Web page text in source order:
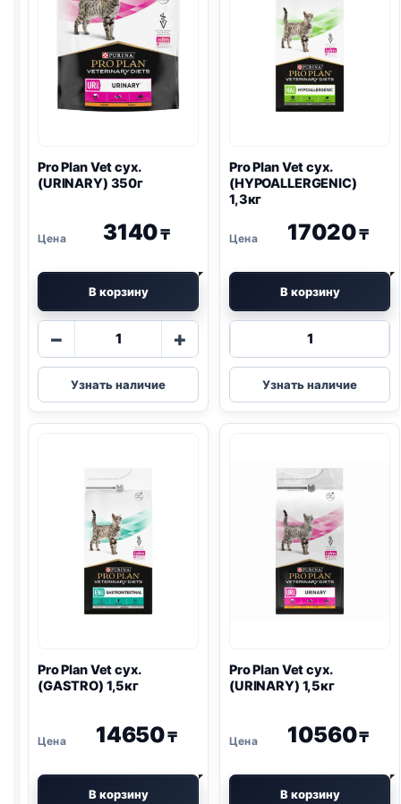
Pro PlanVet сух.
(URINARY) 350г
3140₸
В корзину
−
Количество
Pro
Plan
Vet
350г
+
Узнать наличие
Pro PlanVet сух.
(HYPOALLERGENIC)
1,3кг
17020₸
В корзину
Количество
Pro
Plan
Vet
1,3кг
Узнать наличие
Pro PlanVet сух.
(GASTRO) 1,5кг
14650₸
В корзину
Pro PlanVet сух.
(URINARY) 1,5кг
10560₸
В корзину